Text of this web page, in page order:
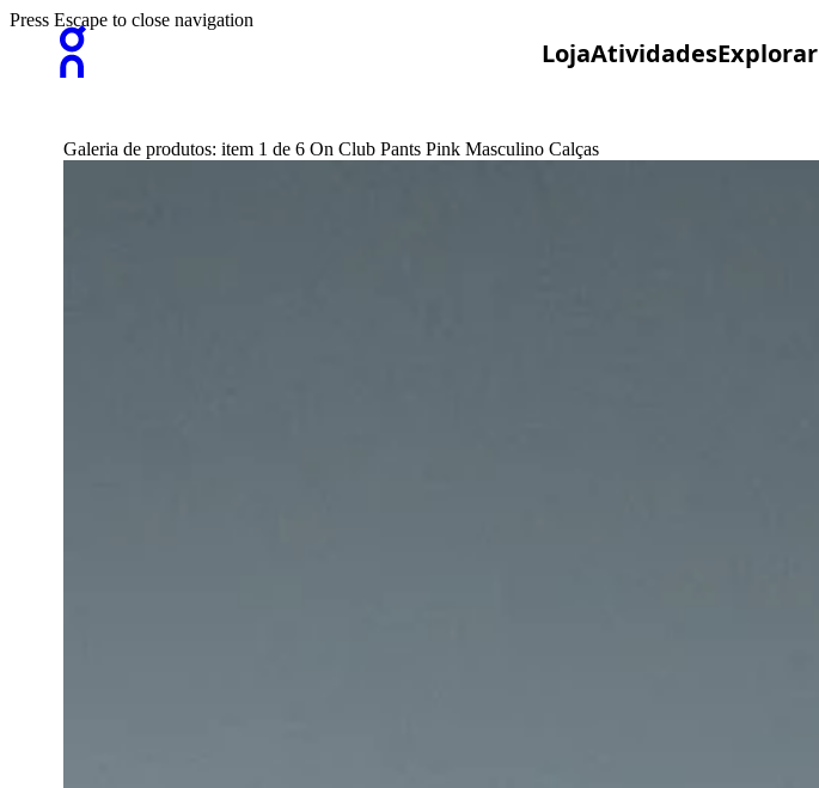
LojaAtividadesExplorar
Press Escape to close navigation
Galeria de produtos: item 1 de 6 On Club Pants Pink Masculino Calças